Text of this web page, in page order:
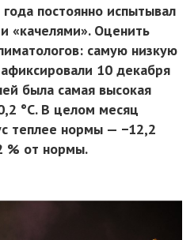
постоянно испытывал
«качелями». Оценить
самую низкую
10 декабря
была самая высокая
°С. В целом месяц
теплее нормы — −12,2
% от нормы.